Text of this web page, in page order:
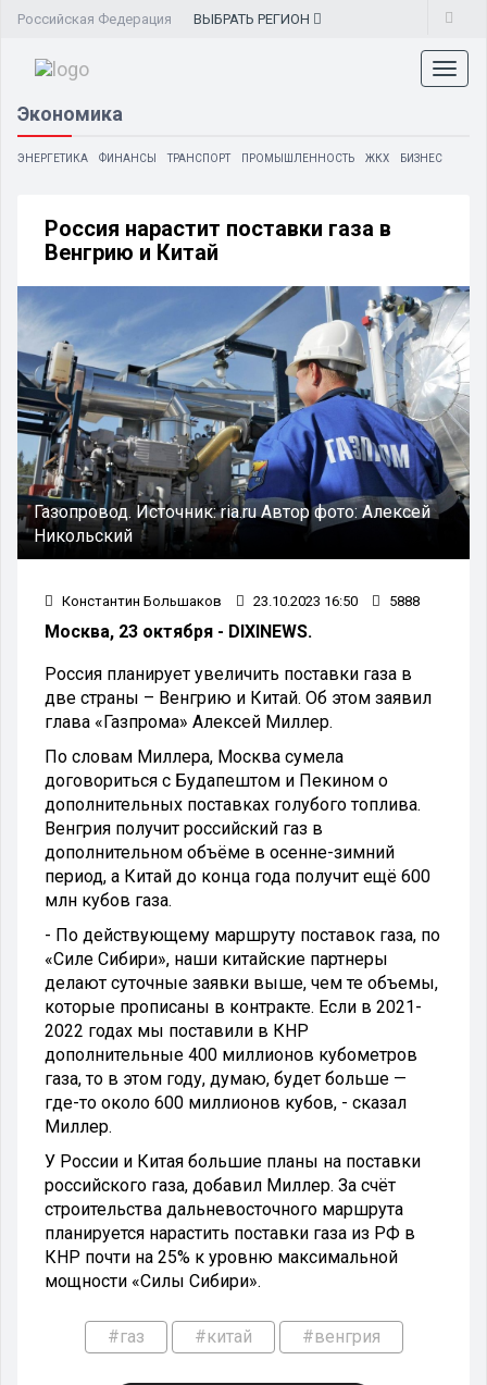
Российская Федерация ВЫБРАТЬ РЕГИОН
Экономика
ЭНЕРГЕТИКА ФИНАНСЫ ТРАНСПОРТ ПРОМЫШЛЕННОСТЬ ЖКХ БИЗНЕС
Россия нарастит поставки газа в
Венгрию и Китай
Газопровод. Источник:ria.ruАвтор фото: Алексей
Никольский
Константин Большаков 23.10.2023 16:50 5888
Москва, 23 октября - DIXINEWS.
Россия планирует увеличить поставки газа в
две страны – Венгрию и Китай. Об этом заявил
глава «Газпрома» Алексей Миллер.
По словам Миллера, Москва сумела
договориться с Будапештом и Пекином о
дополнительных поставках голубого топлива.
Венгрия получит российский газ в
дополнительном объёме в осенне-зимний
период, а Китай до конца года получит ещё 600
млн кубов газа.
- По действующему маршруту поставок газа, по
«Силе Сибири», наши китайские партнеры
делают суточные заявки выше, чем те объемы,
которые прописаны в контракте. Если в 2021-
2022 годах мы поставили в КНР
дополнительные 400 миллионов кубометров
газа, то в этом году, думаю, будет больше —
где-то около 600 миллионов кубов, - сказал
Миллер.
У России и Китая большие планы на поставки
российского газа, добавил Миллер. За счёт
строительства дальневосточного маршрута
планируется нарастить поставки газа из РФ в
КНР почти на 25% к уровню максимальной
мощности «Силы Сибири».
#газ #китай #венгрия